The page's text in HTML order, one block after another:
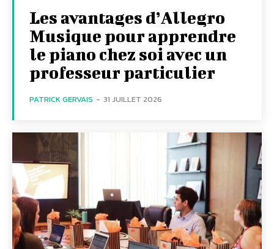
Les avantages d’Allegro
Musique pour apprendre
le piano chez soi avec un
professeur particulier
PATRICK GERVAIS - 31 JUILLET 2026